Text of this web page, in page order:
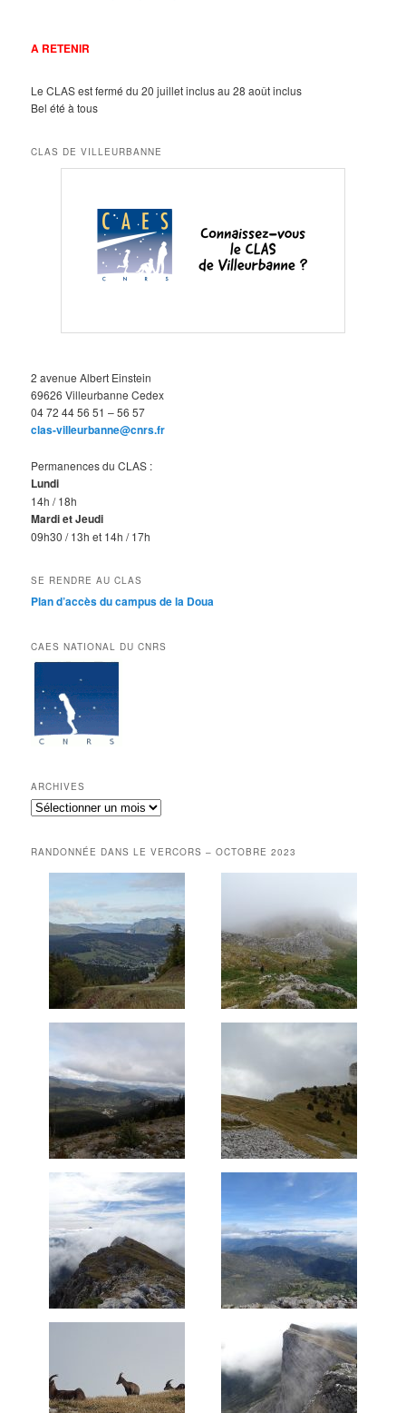
A RETENIR
Le CLAS est fermé du 20 juillet inclus au 28 août inclus
Bel été à tous
CLAS DE VILLEURBANNE
2 avenue Albert Einstein
69626 Villeurbanne Cedex
04 72 44 56 51 – 56 57
clas-villeurbanne@cnrs.fr
Permanences du CLAS :
Lundi
14h / 18h
Mardi et Jeudi
09h30 / 13h et 14h / 17h
SE RENDRE AU CLAS
Plan d’accès du campus de la Doua
CAES NATIONAL DU CNRS
ARCHIVES
Archives
RANDONNÉE DANS LE VERCORS – OCTOBRE 2023